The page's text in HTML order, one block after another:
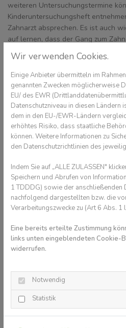
weiteren Untersuchungstermine
Kinderuntersuchungsheft
Zahnarzt absprechen. Es ist auch
auf lernen, dass der Gang zum
Selbstverständlichkeit ist, wovor
Kieferfehlstellung wird Ihr
sicher einen Fachzahnarzt für
können, bei dem Sie Ihr Kind
dass eine Frühbehandlung in der
Fachpraxis häufig eine spätere
Kinderzahnpflege leicht
Bereits Kleinkinder sollten früh an
und Zahnseide herangeführt
ersten Milchzähnchen Ihres Kindes
und einem erbsengroßen Stück
In den ersten Jahren übernehmen
so weit, dass sie an eine
herangeführt werden können. Aber
Sie immer noch ein wachsames
Getreu dem Motto: "Vertrauen ist
Zahnpflege soll Spaß
Wir verwenden Cookies.
Einige Anbieter übermitteln im
genannten Zwecken möglicherweise
EU/ des EWR
Datenschutzniveau in diesen Ländern
dem in den EU-/EWR-Ländern
erhöhtes Risiko, dass staatliche
können. Weitere Informationen zu
den Datenschutzrichtlinien des
Indem Sie auf „ALLE ZULASSEN"
Speichern und Abrufen von
1 TDDDG) sowie der
nachfolgend dargestellten bzw. die
Verarbeitungszwecke zu (Art 6 Abs. 1
Eine bereits erteilte Zustimmung
links unten eingeblendeten Cookie-
widerrufen.
Notwendig
Statistik